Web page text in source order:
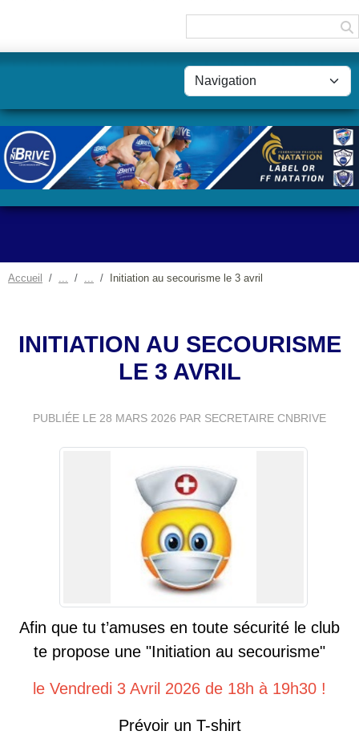
Accueil Initiation au secourisme le 3 avril
INITIATION AU SECOURISME
LE 3 AVRIL
PUBLIÉE LE 28 MARS 2026 PAR SECRETAIRE CNBRIVE
Afin que tu t’amuses en toute sécurité le club
te propose une "Initiation au secourisme"
le Vendredi 3 Avril 2026 de 18h à 19h30 !
Prévoir un T-shirt